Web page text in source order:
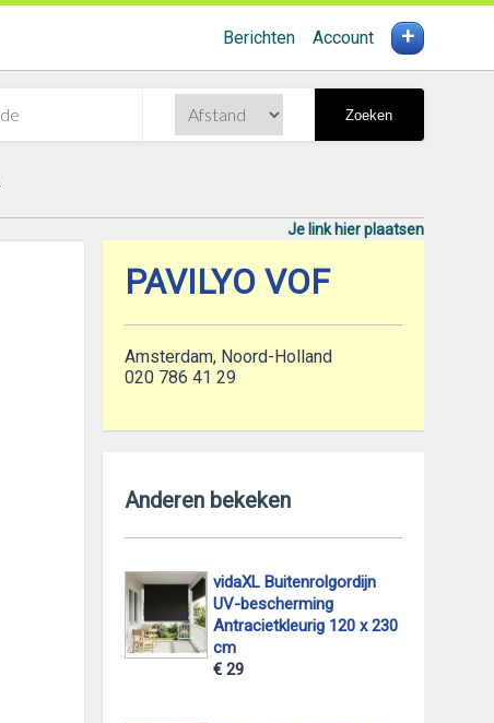
Berichten Account +
Zoeken
Je link hier plaatsen
PAVILYO VOF
Amsterdam, Noord-Holland
020 786 41 29
Anderen bekeken
vidaXL Buitenrolgordijn
UV-bescherming
Antracietkleurig 120 x 230
cm
€ 29